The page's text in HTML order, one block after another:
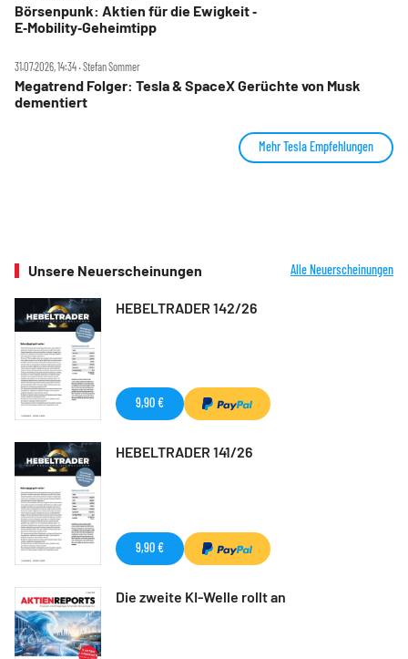
Börsenpunk: Aktien für die Ewigkeit ‑
E‑Mobility‑Geheimtipp
31.07.2026, 14:34 ‧ Stefan Sommer
Megatrend Folger: Tesla & SpaceX Gerüchte von Musk
dementiert
Mehr Tesla Empfehlungen
Unsere Neuerscheinungen Alle Neuerscheinungen
HEBELTRADER 142/26
9,90 €
HEBELTRADER 141/26
9,90 €
Die zweite KI-Welle rollt an